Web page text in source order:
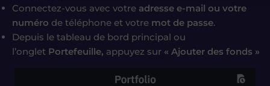
Connectez-vous avec votre adresse e-mail ou votre
numéro de téléphone et votre mot de passe.
Depuis le tableau de bord principal ou
l’onglet Portefeuille, appuyez sur « Ajouter des fonds »